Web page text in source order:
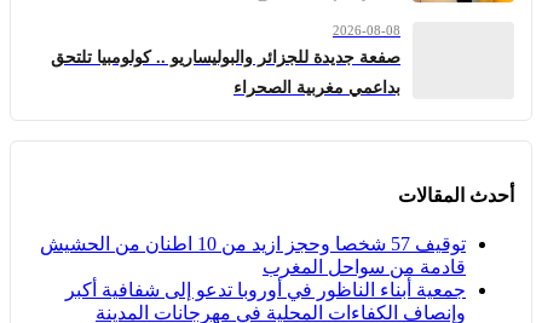
2026-08-08
صفعة جديدة للجزائر والبوليساريو .. كولومبيا تلتحق
بداعمي مغربية الصحراء
أحدث المقالات
توقيف 57 شخصا وحجز ازيد من 10 اطنان من الحشيش
قادمة من سواحل المغرب
جمعية أبناء الناظور في أوروبا تدعو إلى شفافية أكبر
وإنصاف الكفاءات المحلية في مهرجانات المدينة